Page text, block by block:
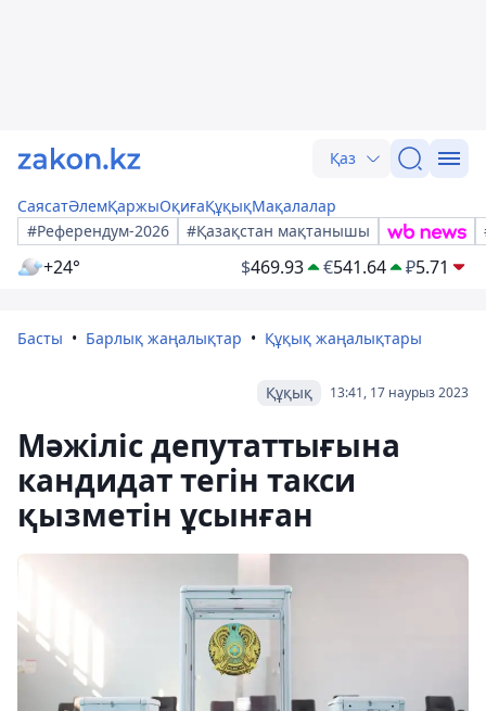
Қаз
СаясатӘлемҚаржыОқиғаҚұқықМақалалар
#Референдум-2026
#Қазақстан мақтанышы
+24° $469.93 €541.64 ₽5.71
Басты Барлық жаңалықтар Құқық жаңалықтары
13:41, 17 наурыз 2023
Құқық
Мәжіліс депутаттығына
кандидат тегін такси
қызметін ұсынған